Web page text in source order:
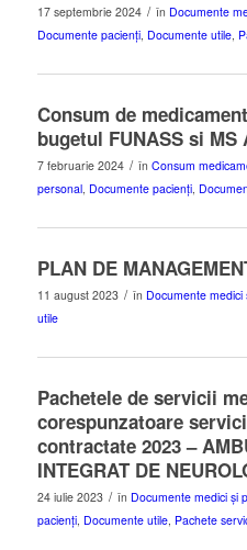
17 septembrie 2024 / în Documente
Documente pacienți, Documente utile,
Consum de
bugetul FUNASS si MS
7 februarie 2024 / în Consum
personal, Documente pacienți,
PLAN DE
11 august 2023 / în Documente medici
utile
Pachetele de servicii
corespunzatoare
contractate 2023 –
INTEGRAT DE
24 iulie 2023 / în Documente medici și
pacienți, Documente utile, Pachete